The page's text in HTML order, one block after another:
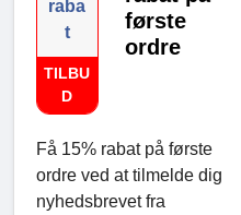
raba
t
TILBU
D
første
ordre
Få 15% rabat på første
ordre ved at tilmelde dig
nyhedsbrevet fra